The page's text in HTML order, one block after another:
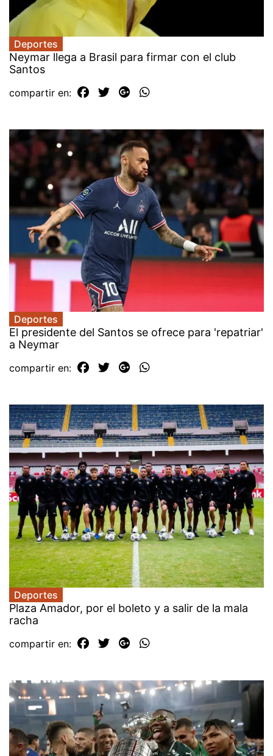
Deportes
Neymar llega a Brasil para firmar con el club
Santos
compartir en:
Deportes
El presidente del Santos se ofrece para 'repatriar'
a Neymar
compartir en:
Deportes
Plaza Amador, por el boleto y a salir de la mala
racha
compartir en: